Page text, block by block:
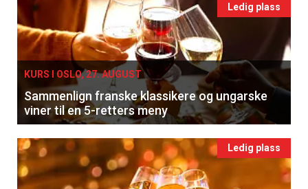
Ledig plass
KURS I OSLO, 27. AUGUST
Sammenlign franske klassikere og ungarske
viner til en 5-retters meny
Ledig plass